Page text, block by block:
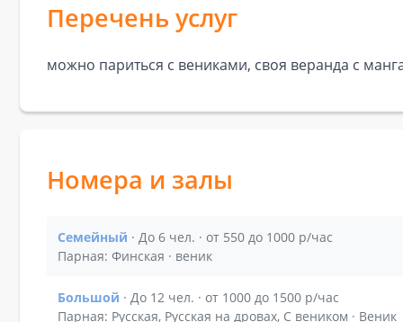
Перечень услуг
можно париться с вениками, своя веранда с
Номера и залы
Семейный · До 6 чел. · от 550 до 1000 р/час
Парная: Финская · веник
Показать подробности зала Семейный
Большой · До 12 чел. · от 1000 до 1500 р/час
Парная: Русская, Русская на дровах, С веником · Веник
Показать подробности зала Большой